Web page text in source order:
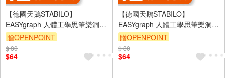
【德國天鵝STABILO】
EASYgraph 人體工學思筆樂洞洞
鉛筆(多色)左/右手右手HB粉綠
ST322/15-HB
贈OPENPOINT
$ 80
$64
【德國天鵝STABILO】
EASYgraph 人體工學思筆樂洞洞
鉛筆(多色)左/右手右手2B粉紅
(ST322/01-2B)
贈OPENPOINT
$ 80
$64